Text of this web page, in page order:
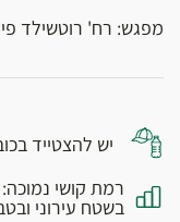
מפגש: רח' רוטשילד
יש להצטייד
רמת קושי נמוכה:
בשטח עירוני